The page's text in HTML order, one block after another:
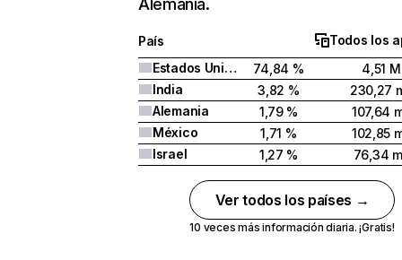
Alemania.
País
Todos los
Estados Unidos
74,84 %
4,51 M
India
3,82 %
230,27
Alemania
1,79 %
107,64
México
1,71 %
102,85
Israel
1,27 % 76,34
Ver todos los países →
10 veces más información diaria. ¡Gratis!